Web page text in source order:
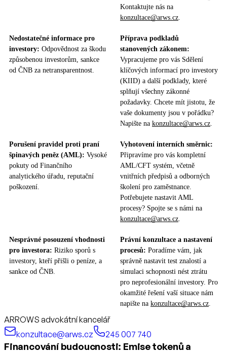
Kontaktujte nás na
konzultace@arws.cz
Nedostatečné informace pro
investory: Odpovědnost za škodu
způsobenou investorům, sankce
od ČNB za netransparentnost.
Příprava podkladů
stanovených zákonem:
Vypracujeme pro vás Sdělení
klíčových informací pro investory
(KIID) a další podklady, které
splňují všechny zákonné
požadavky. Chcete mít jistotu, že
vaše dokumenty jsou v pořádku?
Napište na konzultace@arws.cz
Porušení pravidel proti praní
špinavých peněz (AML): Vysoké
pokuty od Finančního
analytického úřadu, reputační
poškození.
Vyhotovení interních směrnic:
Připravíme pro vás kompletní
AML/CFT systém, včetně
vnitřních předpisů a odborných
školení pro zaměstnance.
Potřebujete nastavit AML
procesy? Spojte se s námi na
konzultace@arws.cz
Nesprávné posouzení vhodnosti
pro investora: Riziko sporů s
investory, kteří přišli o peníze, a
sankce od ČNB.
Právní konzultace a nastavení
procesů: Poradíme vám, jak
správně nastavit test znalostí a
simulaci schopnosti nést ztrátu
pro neprofesionální investory. Pro
okamžité řešení vaší situace nám
napište na konzultace@arws.cz
ARROWS advokátní kancelář
konzultace@arws.cz
245 007 740
Financování budoucnosti: Emise tokenů a